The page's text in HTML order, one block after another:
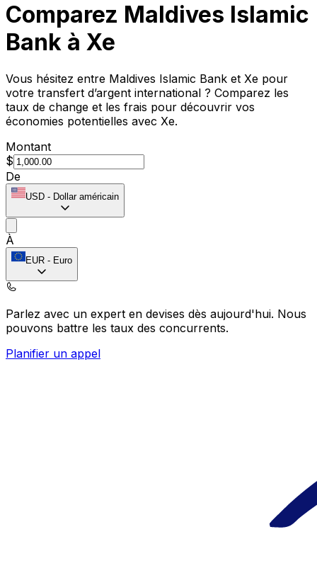
Comparez Maldives Islamic
Bank à Xe
Vous hésitez entre Maldives Islamic Bank et Xe pour
votre transfert d’argent international ? Comparez les
taux de change et les frais pour découvrir vos
économies potentielles avec Xe.
Montant
$
De
USD - Dollar américain
À
EUR - Euro
Parlez avec un expert en devises dès aujourd'hui. Nous
pouvons battre les taux des concurrents.
Planifier un appel